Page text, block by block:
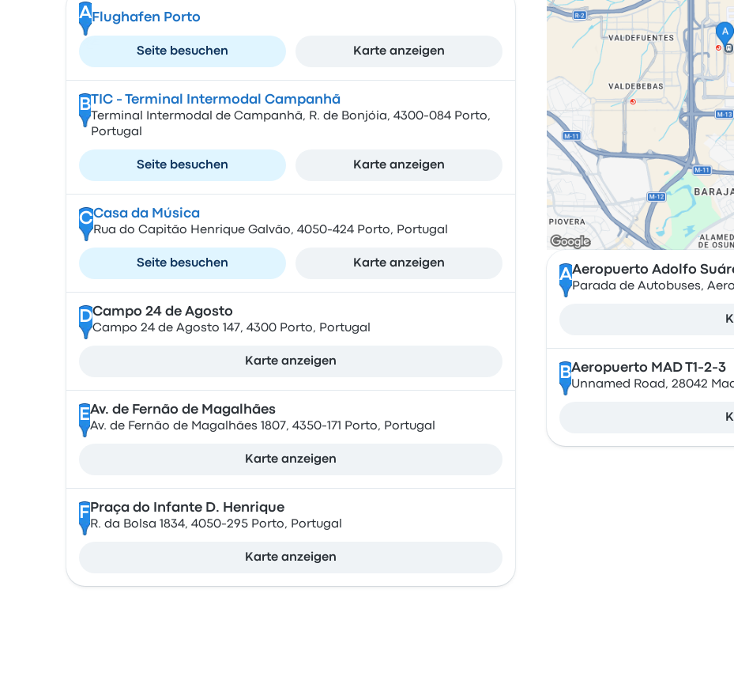
AFlughafen Porto
Seite besuchen Karte anzeigen
B TIC - Terminal Intermodal Campanhã
Terminal Intermodal de Campanhã, R. de Bonjóia, 4300-084 Porto,
Portugal
Seite besuchen Karte anzeigen
CCasa da Música
Rua do Capitão Henrique Galvão, 4050-424 Porto, Portugal
Seite besuchen Karte anzeigen
DCampo 24 de Agosto
Campo 24 de Agosto 147, 4300 Porto, Portugal
Karte anzeigen
EAv. de Fernão de Magalhães
Av. de Fernão de Magalhães 1807, 4350-171 Porto, Portugal
Karte anzeigen
F Praça do Infante D. Henrique
R. da Bolsa 1834, 4050-295 Porto, Portugal
Karte anzeigen
AAeropuerto Adolfo
Parada de Autobuses,
BAeropuerto MAD T1-2-3
Unnamed Road, 28042